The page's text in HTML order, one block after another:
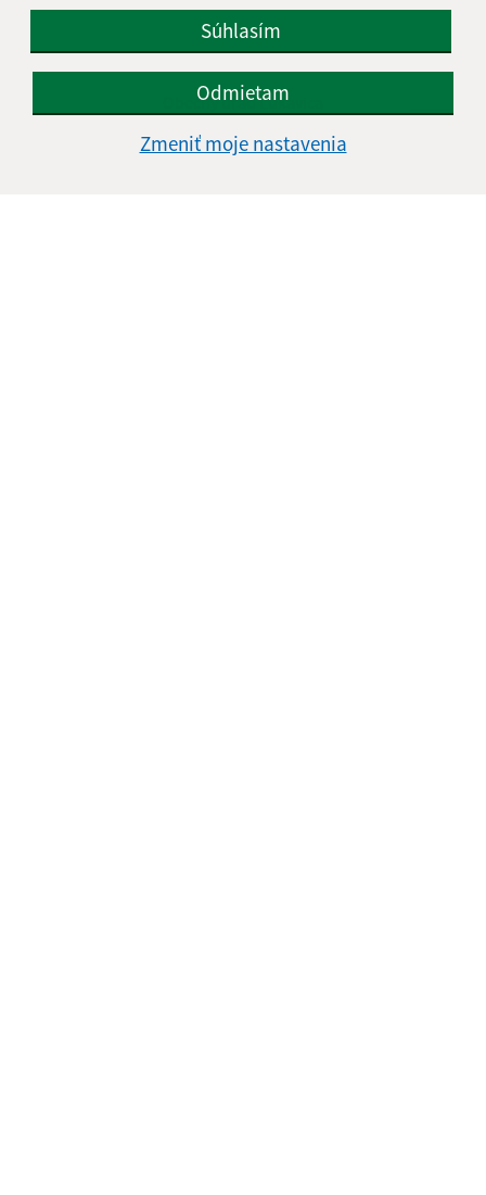
Súhlasím
Odmietam
Zmeniť moje nastavenia
Kontakt:
Obecný úrad Lukavica
086 21 Lukavica